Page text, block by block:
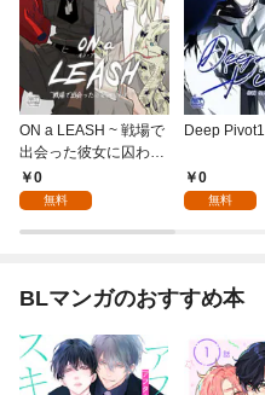
ON a LEASH ~ 戦場で
出会った彼女に囚われ
て ~1
0
無料
Deep Pivot1
0
無料
BLマンガのおすすめ本